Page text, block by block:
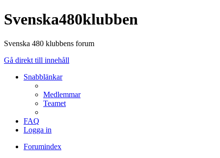
Svenska480klubben
Svenska 480 klubbens forum
Gå direkt till innehåll
Snabblänkar
Medlemmar
Teamet
FAQ
Logga in
Forumindex